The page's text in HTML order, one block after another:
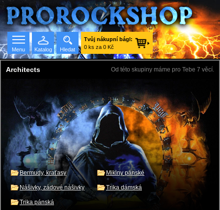
Hledat
Seznam skupin
Menu
Tvůj nákupní bágl:
0 ks za 0 Kč
Od této skupiny máme pro Tebe 7 věcí.
Architects
Bermudy, kraťasy Mikiny pánské
Nášivky, zádové nášivky Trika dámská
Trika pánská
Katalog